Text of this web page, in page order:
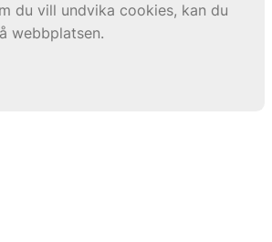
du vill undvika cookies, kan du
webbplatsen.